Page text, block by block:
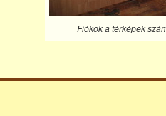
Fiókok a térképek